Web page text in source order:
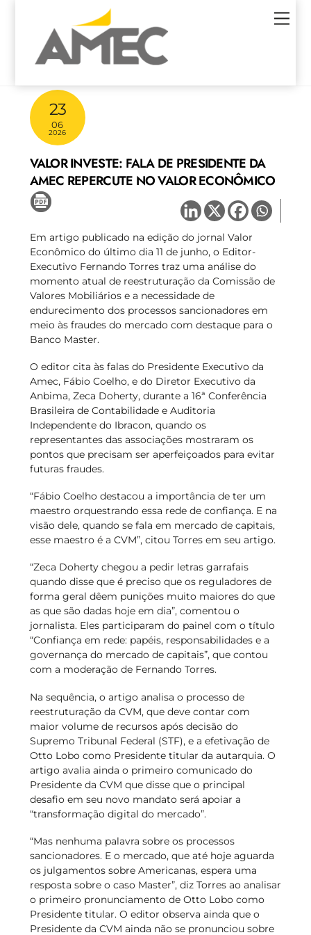
23
06
2026
VALOR INVESTE: FALA DE PRESIDENTE DA
AMEC REPERCUTE NO VALOR ECONÔMICO
Em artigo publicado na edição do jornal Valor
Econômico do último dia 11 de junho, o Editor-
Executivo Fernando Torres traz uma análise do
momento atual de reestruturação da Comissão de
Valores Mobiliários e a necessidade de
endurecimento dos processos sancionadores em
meio às fraudes do mercado com destaque para o
Banco Master.
O editor cita às falas do Presidente Executivo da
Amec, Fábio Coelho, e do Diretor Executivo da
Anbima, Zeca Doherty, durante a 16ª Conferência
Brasileira de Contabilidade e Auditoria
Independente do Ibracon, quando os
representantes das associações mostraram os
pontos que precisam ser aperfeiçoados para evitar
futuras fraudes.
“Fábio Coelho destacou a importância de ter um
maestro orquestrando essa rede de confiança. E na
visão dele, quando se fala em mercado de capitais,
esse maestro é a CVM”, citou Torres em seu artigo.
“Zeca Doherty chegou a pedir letras garrafais
quando disse que é preciso que os reguladores de
forma geral dêem punições muito maiores do que
as que são dadas hoje em dia”, comentou o
jornalista. Eles participaram do painel com o título
“Confiança em rede: papéis, responsabilidades e a
governança do mercado de capitais”, que contou
com a moderação de Fernando Torres.
Na sequência, o artigo analisa o processo de
reestruturação da CVM, que deve contar com
maior volume de recursos após decisão do
Supremo Tribunal Federal (STF), e a efetivação de
Otto Lobo como Presidente titular da autarquia. O
artigo avalia ainda o primeiro comunicado do
Presidente da CVM que disse que o principal
desafio em seu novo mandato será apoiar a
“transformação digital do mercado”.
“Mas nenhuma palavra sobre os processos
sancionadores. E o mercado, que até hoje aguarda
os julgamentos sobre Americanas, espera uma
resposta sobre o caso Master”, diz Torres ao analisar
o primeiro pronunciamento de Otto Lobo como
Presidente titular. O editor observa ainda que o
Presidente da CVM ainda não se pronunciou sobre